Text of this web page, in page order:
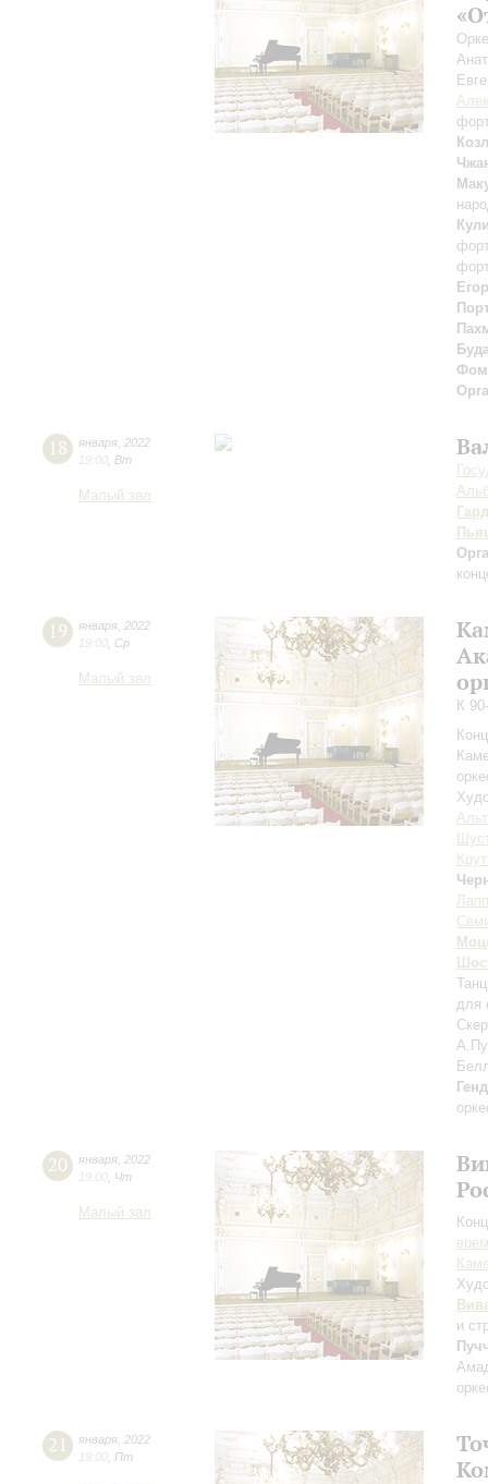
18 января 2022
19:00 Вт
Малый зал
19 января 2022
19:00 Ср
Малый зал
К
для
20 января 2022
19:00 Чт
Малый зал
и
21 января 2022
19:00 Пт